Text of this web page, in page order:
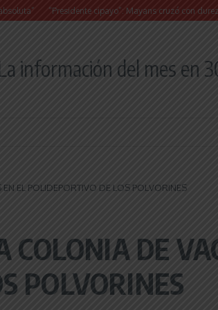
cipayo”: Mayans cruzó con dureza a Milei y
información del mes en
EL POLIDEPORTIVO DE LOS POLVORINES
DE
POLVORINES